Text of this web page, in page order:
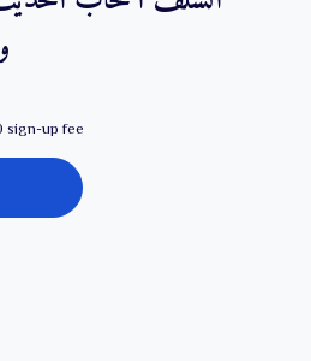
sign-up fee